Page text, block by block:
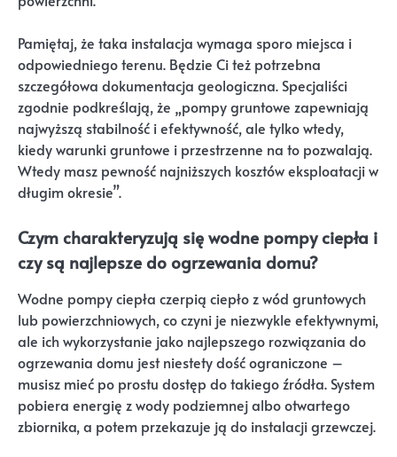
Pamiętaj, że taka instalacja wymaga sporo miejsca i
odpowiedniego terenu. Będzie Ci też potrzebna
szczegółowa dokumentacja geologiczna. Specjaliści
zgodnie podkreślają, że „pompy gruntowe zapewniają
najwyższą stabilność i efektywność, ale tylko wtedy,
kiedy warunki gruntowe i przestrzenne na to pozwalają.
Wtedy masz pewność najniższych kosztów eksploatacji w
długim okresie”.
Czym charakteryzują się wodne pompy ciepła i
czy są najlepsze do ogrzewania domu?
Wodne pompy ciepła czerpią ciepło z wód gruntowych
lub powierzchniowych, co czyni je niezwykle efektywnymi,
ale ich wykorzystanie jako najlepszego rozwiązania do
ogrzewania domu jest niestety dość ograniczone –
musisz mieć po prostu dostęp do takiego źródła. System
pobiera energię z wody podziemnej albo otwartego
zbiornika, a potem przekazuje ją do instalacji grzewczej.